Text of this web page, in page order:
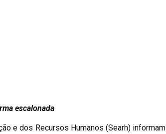
escalonada
e dos Recursos Humanos (Searh) informam